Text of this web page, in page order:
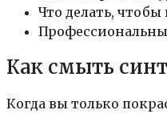
Что делать,
Как смыть
Когда вы только